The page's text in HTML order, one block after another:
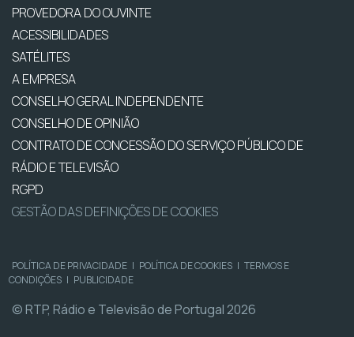
PROVEDORA DO OUVINTE
ACESSIBILIDADES
SATÉLITES
A EMPRESA
CONSELHO GERAL INDEPENDENTE
CONSELHO DE OPINIÃO
CONTRATO DE CONCESSÃO DO SERVIÇO PÚBLICO DE
RÁDIO E TELEVISÃO
RGPD
GESTÃO DAS DEFINIÇÕES DE COOKIES
POLÍTICA DE PRIVACIDADE | POLÍTICA DE COOKIES | TERMOS E
CONDIÇÕES | PUBLICIDADE
© RTP, Rádio e Televisão de Portugal 2026